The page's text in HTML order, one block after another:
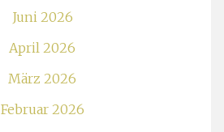
Juni 2026
April 2026
März 2026
Februar 2026